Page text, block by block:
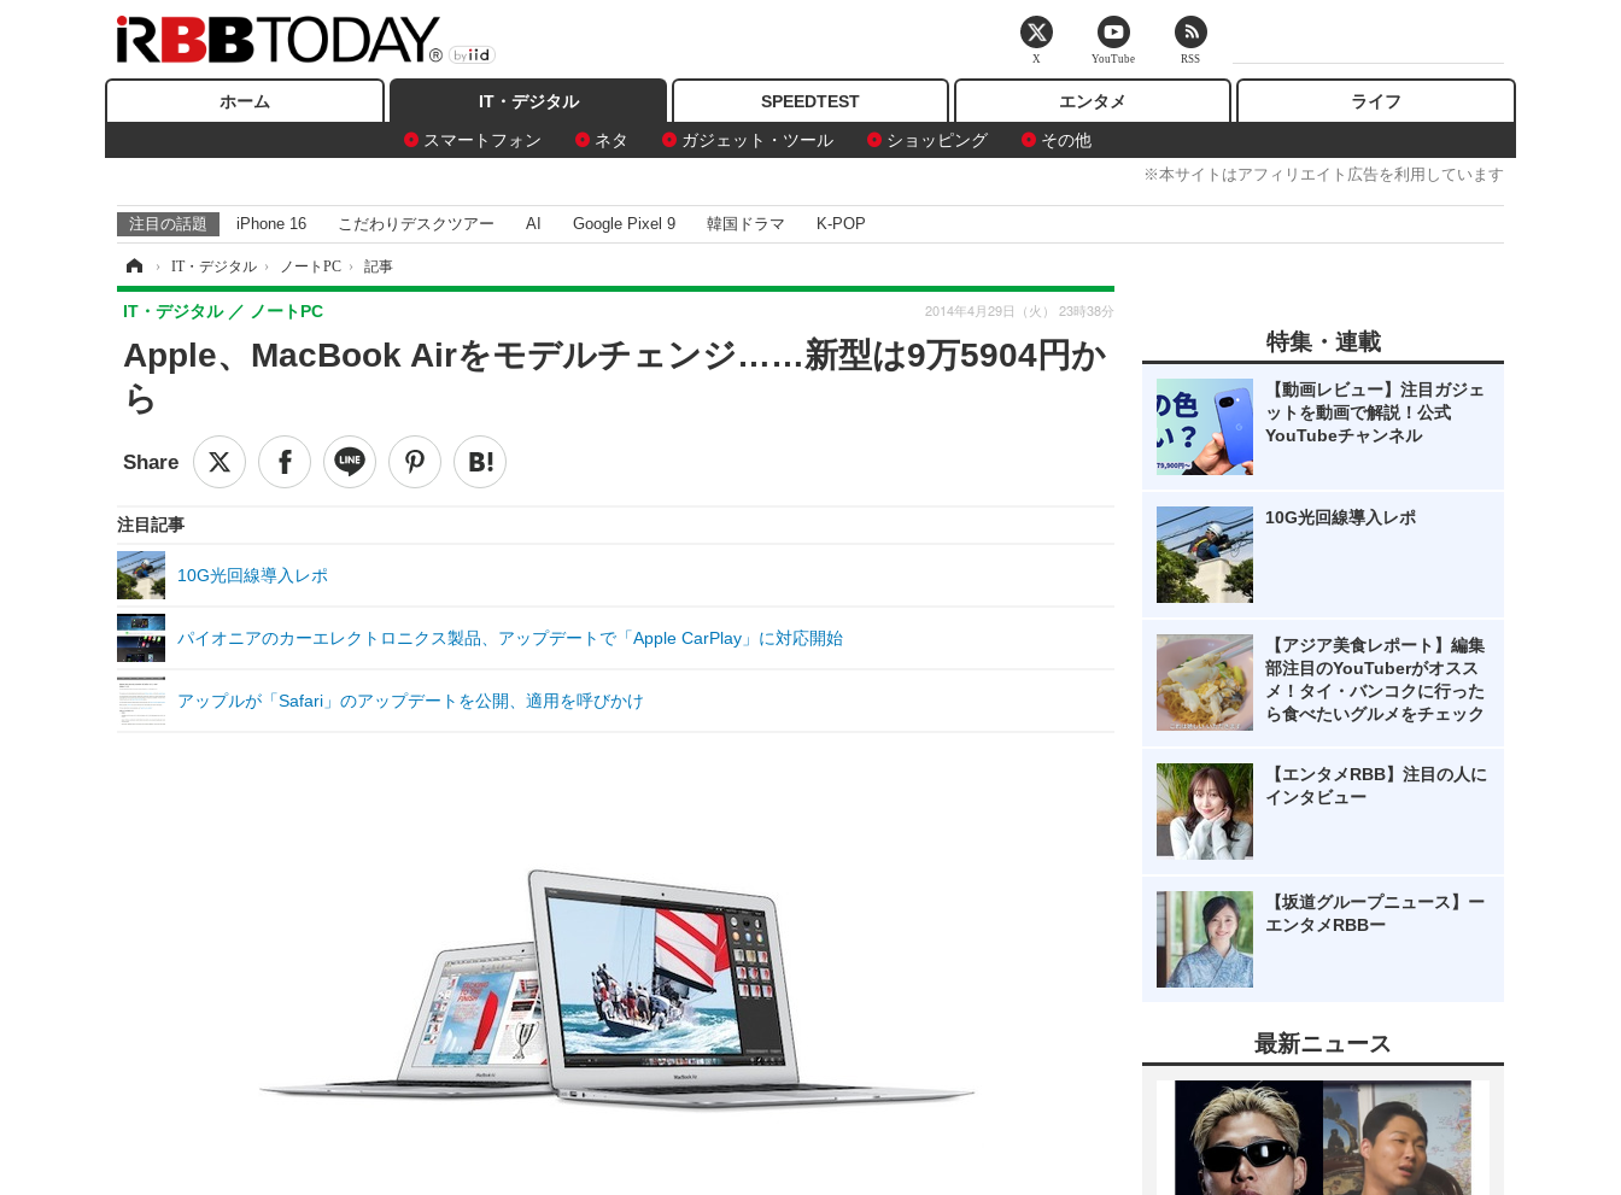
ホーム
IT・デジタル
スマートフォン
ネタ ガジェット・ツール ショッピング その他
SPEEDTEST エンタメ ライフ
※本サイトはアフィリエイト広告を利用しています
注目の話題 iPhone 16 こだわりデスクツアー AI Google Pixel 9 韓国ドラマ K-POP
› IT・デジタル › ノートPC › 記事
Apple、MacBook Airをモデルチェンジ……新型は9万5904円か
ら
IT・デジタル ノートPC 2014年4月29日（火） 23時38分
注目記事
10G光回線導入レポ
パイオニアのカーエレクトロニクス製品、アップデートで「Apple CarPlay」に対応開始
アップルが「Safari」のアップデートを公開、適用を呼びかけ
特集・連載
【動画レビュー】注目ガジェ
ットを動画で解説！公式
YouTubeチャンネル
10G光回線導入レポ
【アジア美食レポート】編集
部注目のYouTuberがオスス
メ！タイ・バンコクに行った
ら食べたいグルメをチェック
【エンタメRBB】注目の人に
インタビュー
【坂道グループニュース】ー
エンタメRBBー
最新ニュース
X YouTube RSS